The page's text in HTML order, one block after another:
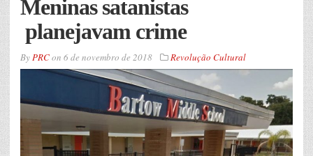
Meninas satanistas
planejavam crime
ByPRCon 6 de novembro de 2018 Revolução Cultural